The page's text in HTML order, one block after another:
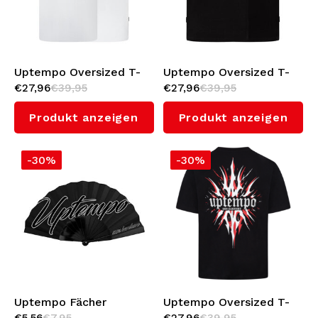
Sweaters & Hoodies
Poloshirts
Militärkleidung
Unterwäsche
Rucksäcke
Schmuck
Schlüsselanhänger
Mütze
Uptempo Oversized T-
shirt 'Signature' (White)
€27,96€39,95
Produkt anzeigen
Uptempo Oversized T-
shirt 'Signature'
(Black/Pink)
€27,96€39,95
Produkt anzeigen
-30%
Uptempo Fächer
-30%
Uptempo Oversized T-